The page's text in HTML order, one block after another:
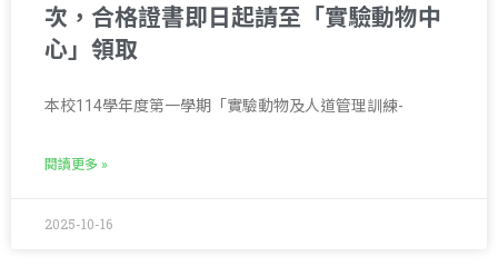
次，合格證書即日起請至「實驗動物中
心」領取
本校114學年度第一學期「實驗動物及人道管理訓練-
閱讀更多 »
2025-10-16